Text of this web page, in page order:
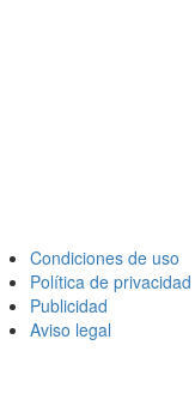
Condiciones de uso
Política de privacidad
Publicidad
Aviso legal